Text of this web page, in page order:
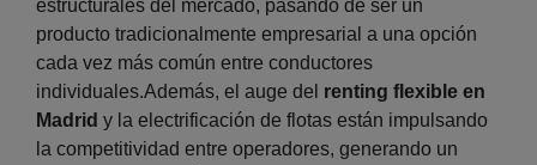
estructurales del mercado, pasando de ser un
producto tradicionalmente empresarial a una opción
cada vez más común entre conductores
individuales.Además, el auge del renting flexible en
Madrid y la electrificación de flotas están impulsando
la competitividad entre operadores, generando un